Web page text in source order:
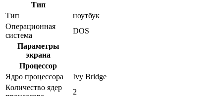
Тип
Тип
ноутбук
Операционная
система
DOS
Параметры
экрана
Процессор
Ядро процессора
Ivy Bridge
Количество ядер
2